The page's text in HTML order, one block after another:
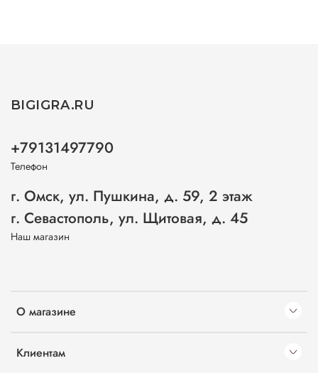
О магазине
Клиентам
BIGIGRA.RU
+79131497790
Телефон
г. Омск, ул. Пушкина, д. 59, 2 этаж
г. Севастополь, ул. Щитовая, д. 45
Наш магазин